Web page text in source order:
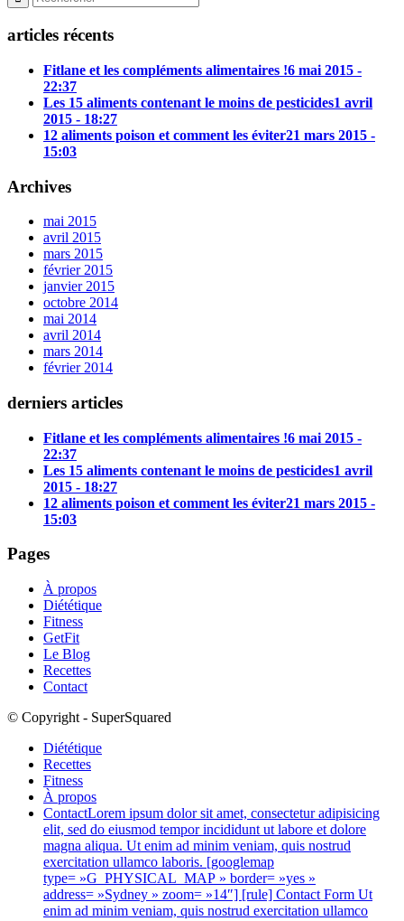
articles récents
Fitlane et les compléments alimentaires !6 mai 2015 -
22:37
Les 15 aliments contenant le moins de pesticides1 avril
2015 - 18:27
12 aliments poison et comment les éviter21 mars 2015 -
15:03
Archives
mai 2015
avril 2015
mars 2015
février 2015
janvier 2015
octobre 2014
mai 2014
avril 2014
mars 2014
février 2014
derniers articles
Fitlane et les compléments alimentaires !6 mai 2015 -
22:37
Les 15 aliments contenant le moins de pesticides1 avril
2015 - 18:27
12 aliments poison et comment les éviter21 mars 2015 -
15:03
Pages
À propos
Diététique
Fitness
GetFit
Le Blog
Recettes
Contact
© Copyright - SuperSquared
Diététique
Recettes
Fitness
À propos
ContactLorem ipsum dolor sit amet, consectetur adipisicing
elit, sed do eiusmod tempor incididunt ut labore et dolore
magna aliqua. Ut enim ad minim veniam, quis nostrud
exercitation ullamco laboris. [googlemap
type= »G_PHYSICAL_MAP » border= »yes »
address= »Sydney » zoom= »14″] [rule] Contact Form Ut
enim ad minim veniam, quis nostrud exercitation ullamco